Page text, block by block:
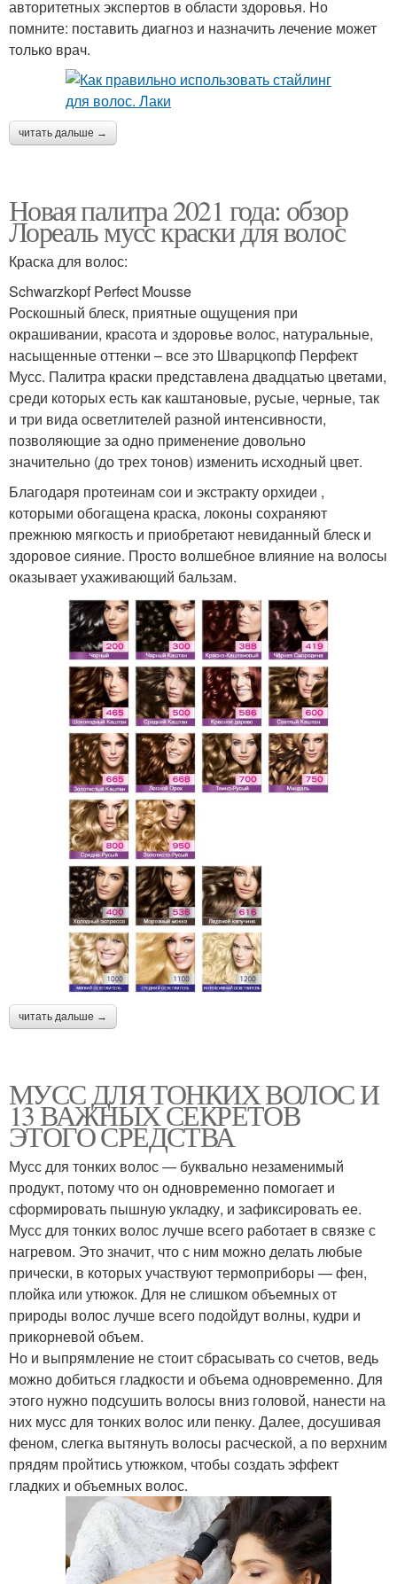
авторитетных экспертов в области здоровья. Но
помните: поставить диагноз и назначить лечение может
только врач.
читать дальше →
Новая палитра 2021 года: обзор
Лореаль мусс краски для волос
Краска для волос:
Schwarzkopf Perfect Mousse
Роскошный блеск, приятные ощущения при
окрашивании, красота и здоровье волос, натуральные,
насыщенные оттенки – все это Шварцкопф Перфект
Мусс. Палитра краски представлена двадцатью цветами,
среди которых есть как каштановые, русые, черные, так
и три вида осветлителей разной интенсивности,
позволяющие за одно применение довольно
значительно (до трех тонов) изменить исходный цвет.
Благодаря протеинам сои и экстракту орхидеи ,
которыми обогащена краска, локоны сохраняют
прежнюю мягкость и приобретают невиданный блеск и
здоровое сияние. Просто волшебное влияние на волосы
оказывает ухаживающий бальзам.
читать дальше →
МУСС ДЛЯ ТОНКИХ ВОЛОС И
13 ВАЖНЫХ СЕКРЕТОВ
ЭТОГО СРЕДСТВА
Мусс для тонких волос — буквально незаменимый
продукт, потому что он одновременно помогает и
сформировать пышную укладку, и зафиксировать ее.
Мусс для тонких волос лучше всего работает в связке с
нагревом. Это значит, что с ним можно делать любые
прически, в которых участвуют термоприборы — фен,
плойка или утюжок. Для не слишком объемных от
природы волос лучше всего подойдут волны, кудри и
прикорневой объем.
Но и выпрямление не стоит сбрасывать со счетов, ведь
можно добиться гладкости и объема одновременно. Для
этого нужно подсушить волосы вниз головой, нанести на
них мусс для тонких волос или пенку. Далее, досушивая
феном, слегка вытянуть волосы расческой, а по верхним
прядям пройтись утюжком, чтобы создать эффект
гладких и объемных волос.